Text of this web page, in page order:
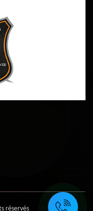
réservés